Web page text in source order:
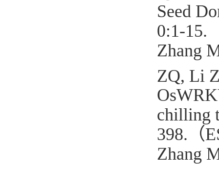
Seed
0:1-15.
Zhang
ZQ, Li
chilling
398. （
Zhang